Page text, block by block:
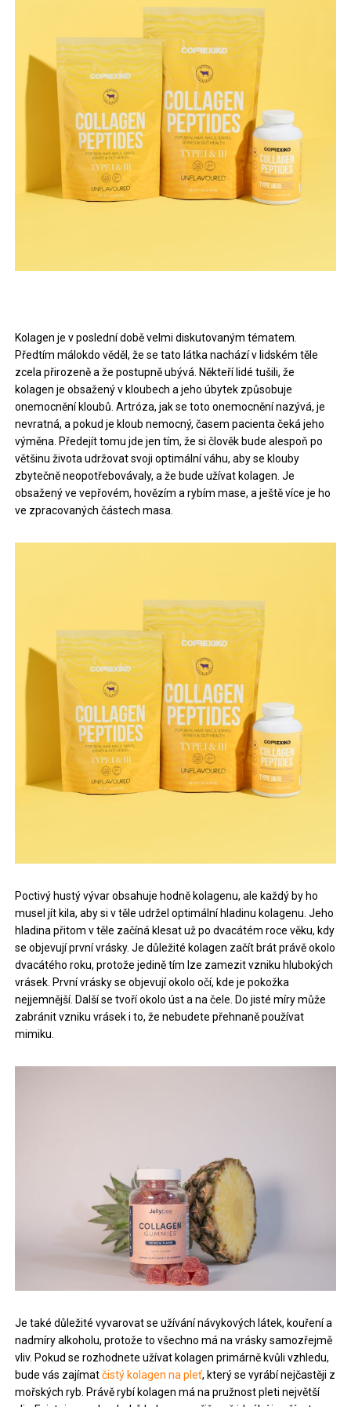
Kolagen je v poslední době velmi diskutovaným tématem.
Předtím málokdo věděl, že se tato látka nachází v lidském těle
zcela přirozeně a že postupně ubývá. Někteří lidé tušili, že
kolagen je obsažený v kloubech a jeho úbytek způsobuje
onemocnění kloubů. Artróza, jak se toto onemocnění nazývá, je
nevratná, a pokud je kloub nemocný, časem pacienta čeká jeho
výměna. Předejít tomu jde jen tím, že si člověk bude alespoň po
většinu života udržovat svoji optimální váhu, aby se klouby
zbytečně neopotřebovávaly, a že bude užívat kolagen. Je
obsažený ve vepřovém, hovězím a rybím mase, a ještě více je ho
ve zpracovaných částech masa.
Poctivý hustý vývar obsahuje hodně kolagenu, ale každý by ho
musel jít kila, aby si v těle udržel optimální hladinu kolagenu. Jeho
hladina přitom v těle začíná klesat už po dvacátém roce věku, kdy
se objevují první vrásky. Je důležité kolagen začít brát právě okolo
dvacátého roku, protože jedině tím lze zamezit vzniku hlubokých
vrásek. První vrásky se objevují okolo očí, kde je pokožka
nejjemnější. Další se tvoří okolo úst a na čele. Do jisté míry může
zabránit vzniku vrásek i to, že nebudete přehnaně používat
mimiku.
Je také důležité vyvarovat se užívání návykových látek, kouření a
nadmíry alkoholu, protože to všechno má na vrásky samozřejmě
vliv. Pokud se rozhodnete užívat kolagen primárně kvůli vzhledu,
bude vás zajímatčistý kolagen na pleť, který se vyrábí nejčastěji z
mořských ryb. Právě rybí kolagen má na pružnost pleti největší